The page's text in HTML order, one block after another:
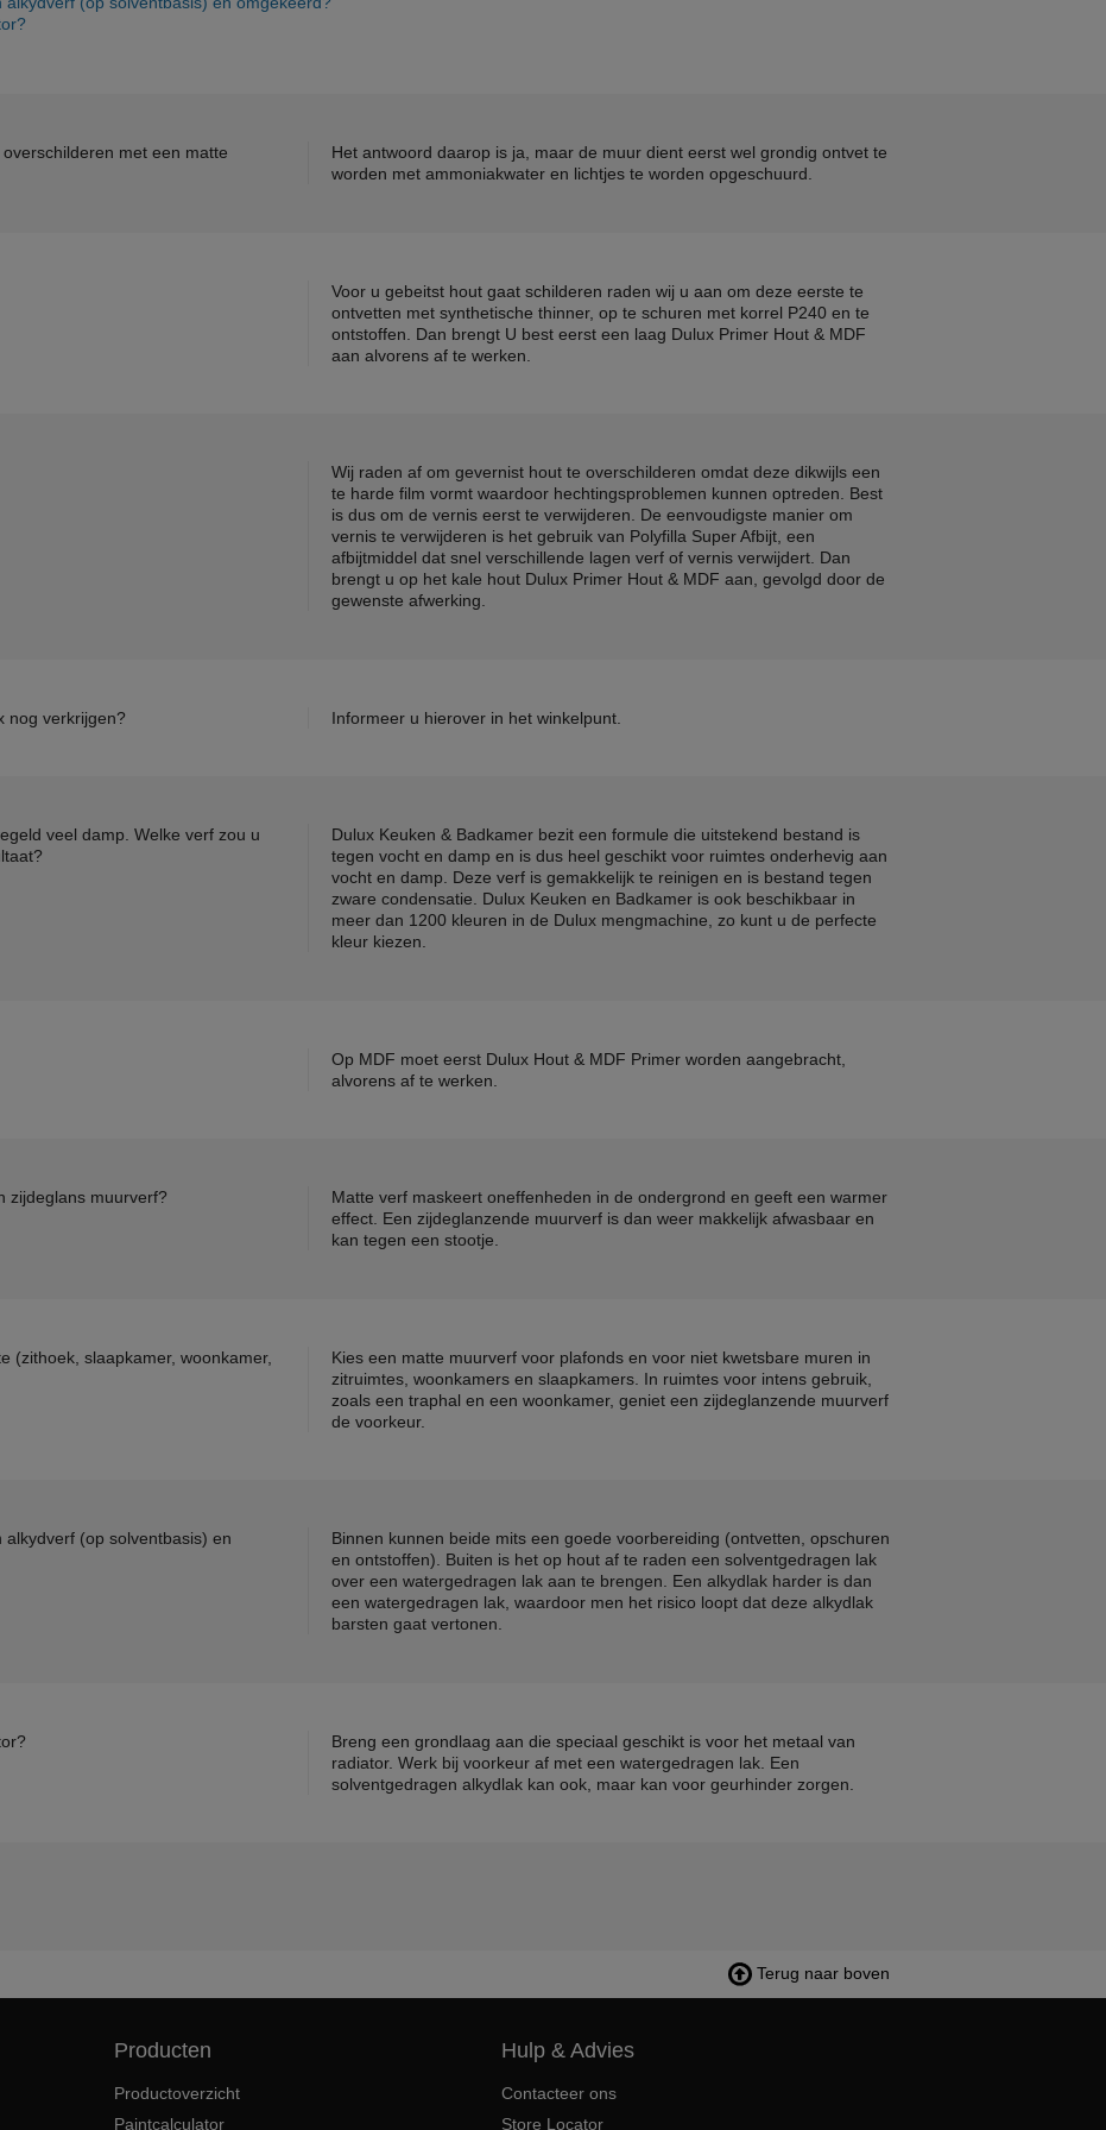
met een matte
Het antwoord daarop is ja, maar de muur dient eerst wel grondig ontvet te
worden met ammoniakwater en lichtjes te worden opgeschuurd.
Voor u gebeitst hout gaat schilderen raden wij u aan om deze eerste te
ontvetten met synthetische thinner, op te schuren met korrel P240 en te
ontstoffen. Dan brengt U best eerst een laag Dulux Primer Hout & MDF
aan alvorens af te werken.
Wij raden af om gevernist hout te overschilderen omdat deze dikwijls een
te harde film vormt waardoor hechtingsproblemen kunnen optreden. Best
is dus om de vernis eerst te verwijderen. De eenvoudigste manier om
vernis te verwijderen is het gebruik van Polyfilla Super Afbijt, een
afbijtmiddel dat snel verschillende lagen verf of vernis verwijdert. Dan
brengt u op het kale hout Dulux Primer Hout & MDF aan, gevolgd door de
gewenste afwerking.
nog verkrijgen? Informeer u hierover in het winkelpunt.
veel damp. Welke verf zou u
Dulux Keuken & Badkamer bezit een formule die uitstekend bestand is
tegen vocht en damp en is dus heel geschikt voor ruimtes onderhevig aan
vocht en damp. Deze verf is gemakkelijk te reinigen en is bestand tegen
zware condensatie. Dulux Keuken en Badkamer is ook beschikbaar in
meer dan 1200 kleuren in de Dulux mengmachine, zo kunt u de perfecte
kleur kiezen.
Op MDF moet eerst Dulux Hout & MDF Primer worden aangebracht,
alvorens af te werken.
zijdeglans muurverf?
Matte verf maskeert oneffenheden in de ondergrond en geeft een warmer
effect. Een zijdeglanzende muurverf is dan weer makkelijk afwasbaar en
kan tegen een stootje.
(zithoek, slaapkamer, woonkamer,
Kies een matte muurverf voor plafonds en voor niet kwetsbare muren in
zitruimtes, woonkamers en slaapkamers. In ruimtes voor intens gebruik,
zoals een traphal en een woonkamer, geniet een zijdeglanzende muurverf
de voorkeur.
(op solventbasis) en
Binnen kunnen beide mits een goede voorbereiding (ontvetten, opschuren
en ontstoffen). Buiten is het op hout af te raden een solventgedragen lak
over een watergedragen lak aan te brengen. Een alkydlak harder is dan
een watergedragen lak, waardoor men het risico loopt dat deze alkydlak
barsten gaat vertonen.
Breng een grondlaag aan die speciaal geschikt is voor het metaal van
radiator. Werk bij voorkeur af met een watergedragen lak. Een
solventgedragen alkydlak kan ook, maar kan voor geurhinder zorgen.
Terug naar boven
Producten
Productoverzicht
Paintcalculator
Hulp & Advies
Contacteer ons
Store Locator